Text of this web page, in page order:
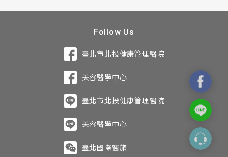
Follow Us
臺北市北投健康管理醫院
美容醫學中心
臺北市北投健康管理醫院
美容醫學中心
臺北國際醫旅